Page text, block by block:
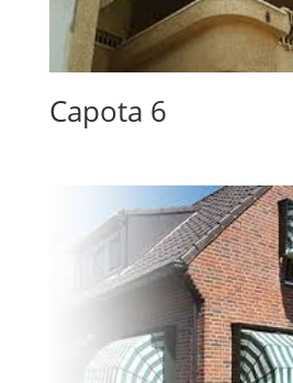
Capota 6